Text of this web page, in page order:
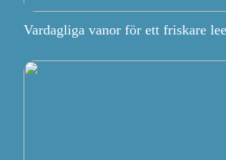
Vardagliga vanor för ett friskare